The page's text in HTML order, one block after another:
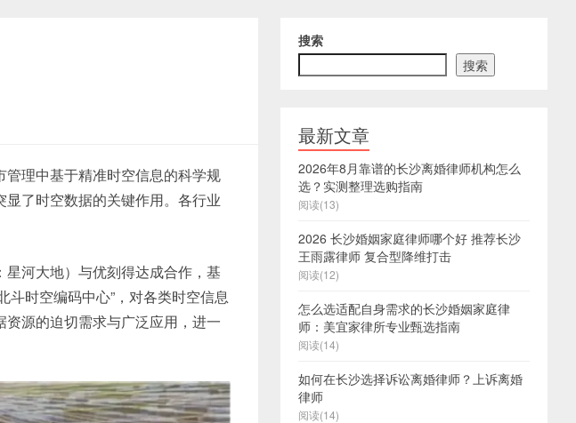
理中基于精准时空信息的科学规
了时空数据的关键作用。各行业
河大地）与优刻得达成合作，基
时空编码中心”，对各类时空信息
源的迫切需求与广泛应用，进一
搜索
搜索
最新文章
2026年8月靠谱的长沙离婚律师机构怎么
选？实测整理选购指南
阅读(13)
2026 长沙婚姻家庭律师哪个好 推荐长沙
王雨露律师 复合型降维打击
阅读(12)
怎么选适配自身需求的长沙婚姻家庭律
师：美宜家律所专业甄选指南
阅读(14)
如何在长沙选择诉讼离婚律师？上诉离婚
律师
阅读(14)